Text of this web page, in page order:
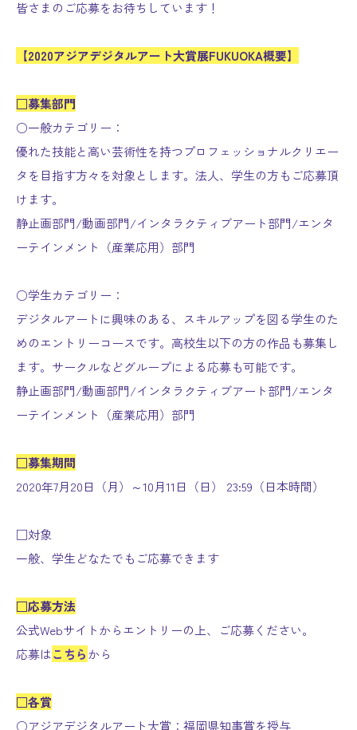
皆さまのご応募をお待ちしています！
【2020アジアデジタルアート大賞展FUKUOKA概要】
□募集部門
○一般カテゴリー：
優れた技能と高い芸術性を持つプロフェッショナルクリエー
タを目指す方々を対象とします。法人、学生の方もご応募頂
けます。
静止画部門/動画部門/インタラクティブアート部門/エンタ
ーテインメント（産業応用）部門
○学生カテゴリー：
デジタルアートに興味のある、スキルアップを図る学生のた
めのエントリーコースです。高校生以下の方の作品も募集し
ます。サークルなどグループによる応募も可能です。
静止画部門/動画部門/インタラクティブアート部門/エンタ
ーテインメント（産業応用）部門
□募集期間
2020年7月20日（月）～10月11日（日） 23:59（日本時間）
□対象
一般、学生どなたでもご応募できます
□応募方法
公式Webサイトからエントリーの上、ご応募ください。
応募はこちらから
□各賞
○アジアデジタルアート大賞：福岡県知事賞を授与